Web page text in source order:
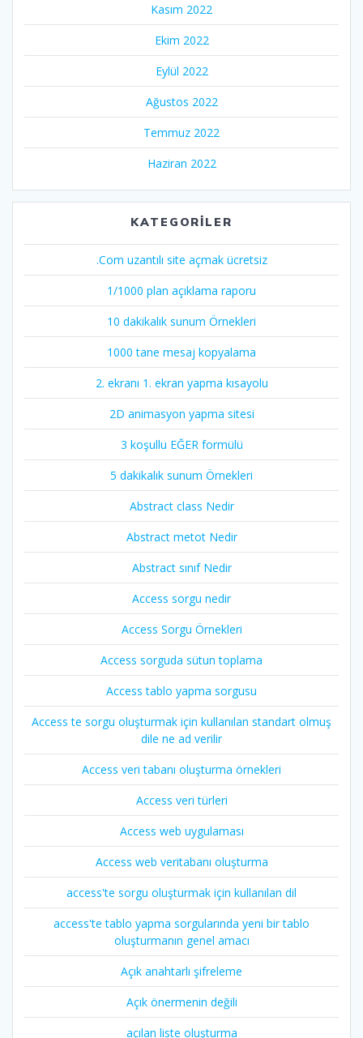
Kasım 2022
Ekim 2022
Eylül 2022
Ağustos 2022
Temmuz 2022
Haziran 2022
KATEGORILER
.Com uzantılı site açmak ücretsiz
1/1000 plan açıklama raporu
10 dakikalık sunum Örnekleri
1000 tane mesaj kopyalama
2. ekranı 1. ekran yapma kısayolu
2D animasyon yapma sitesi
3 koşullu EĞER formülü
5 dakikalık sunum Örnekleri
Abstract class Nedir
Abstract metot Nedir
Abstract sınıf Nedir
Access sorgu nedir
Access Sorgu Örnekleri
Access sorguda sütun toplama
Access tablo yapma sorgusu
Access te sorgu oluşturmak için kullanılan standart olmuş
dile ne ad verilir
Access veri tabanı oluşturma örnekleri
Access veri türleri
Access web uygulaması
Access web veritabanı oluşturma
access'te sorgu oluşturmak için kullanılan dil
access'te tablo yapma sorgularında yeni bir tablo
oluşturmanın genel amacı
Açık anahtarlı şifreleme
Açık önermenin değili
açılan liste oluşturma